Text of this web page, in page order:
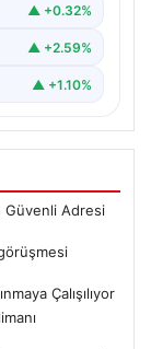
▲ +0.32%
▲ +2.59%
▲ +1.10%
Güvenli Adresi
Çalışılıyor